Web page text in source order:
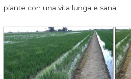
piante con una vita lunga e sana.